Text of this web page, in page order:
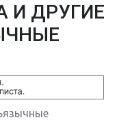
ДРУГИЕ